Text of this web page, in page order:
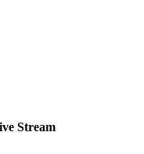
Stream